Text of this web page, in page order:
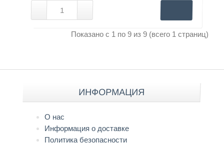
Показано с 1 по 9 из 9 (всего 1 страниц)
ИНФОРМАЦИЯ
О нас
Информация о доставке
Политика безопасности